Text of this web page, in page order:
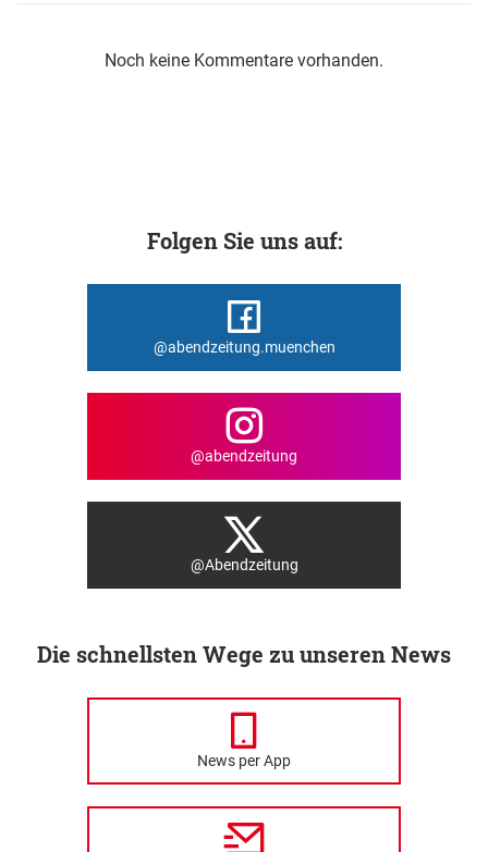
Noch keine Kommentare vorhanden.
Folgen Sie uns auf:
@abendzeitung.muenchen
@abendzeitung
@Abendzeitung
Die schnellsten Wege zu unseren News
News per App